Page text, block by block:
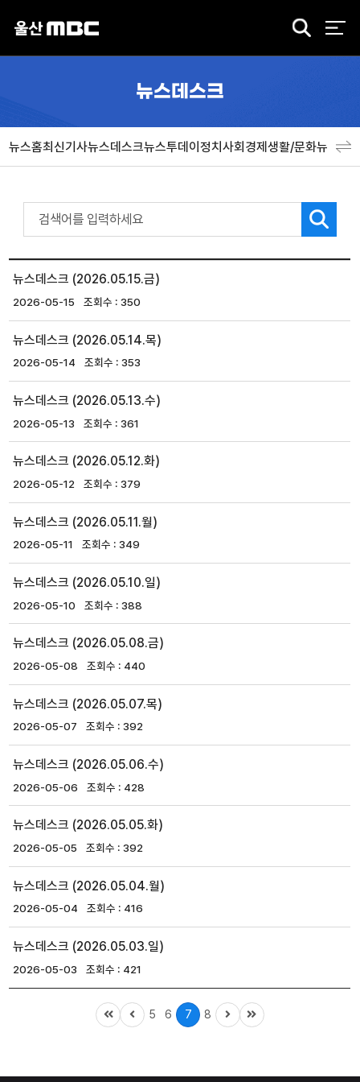
검
뉴스데스크
뉴스홈최신기사뉴스데스크뉴스투데이정치사회경제생활/문화뉴스특
뉴스데스크 (2026.05.15.금)
2026-05-15 350
뉴스데스크 (2026.05.14.목)
2026-05-14 353
뉴스데스크 (2026.05.13.수)
2026-05-13 361
뉴스데스크 (2026.05.12.화)
2026-05-12 379
뉴스데스크 (2026.05.11.월)
2026-05-11 349
뉴스데스크 (2026.05.10.일)
2026-05-10 388
뉴스데스크 (2026.05.08.금)
2026-05-08 440
뉴스데스크 (2026.05.07.목)
2026-05-07 392
뉴스데스크 (2026.05.06.수)
2026-05-06 428
뉴스데스크 (2026.05.05.화)
2026-05-05 392
뉴스데스크 (2026.05.04.월)
2026-05-04 416
뉴스데스크 (2026.05.03.일)
2026-05-03 421
5 6 7 8